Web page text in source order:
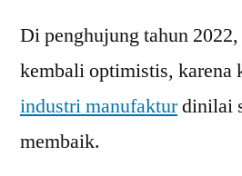
Di penghujung tahun
kembali optimistis, karena
industri manufakturdinilai
membaik.